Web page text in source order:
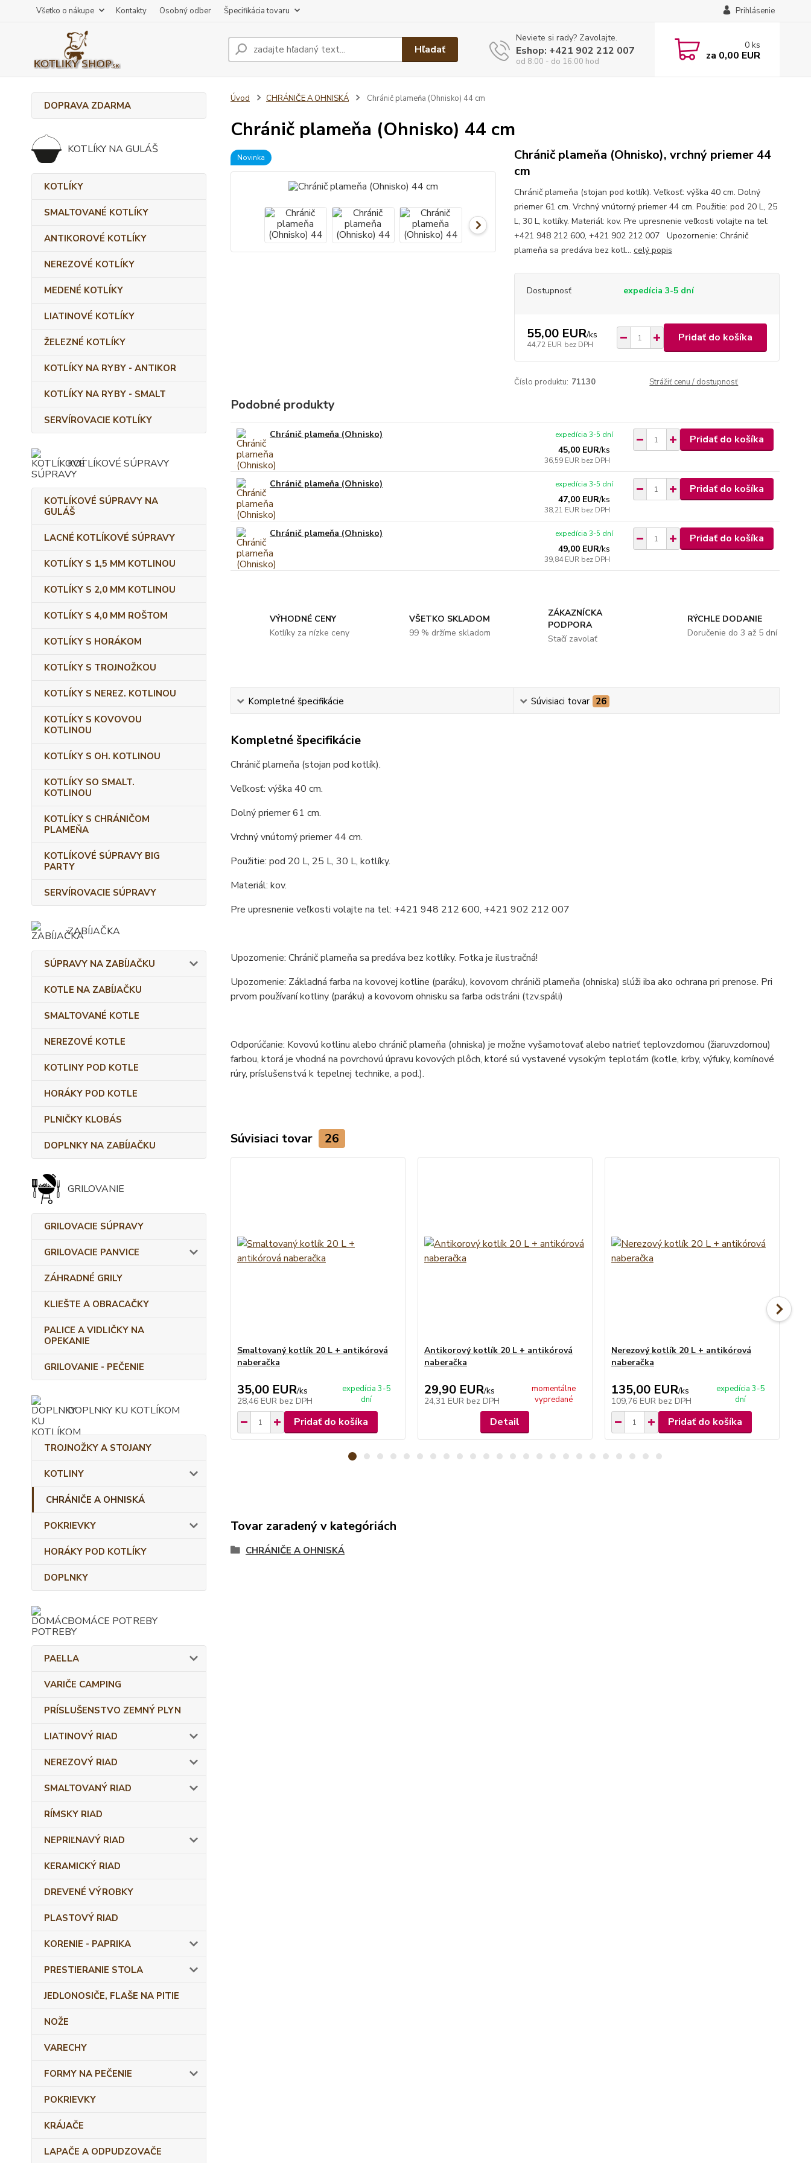
Všetko o nákupe Kontakty Osobný odber Špecifikácia tovaru Prihlásenie
Hľadať
Neviete si rady? Zavolajte.
Eshop: +421 902 212 007
od 8:00 - do 16:00 hod
0 ks
za 0,00 EUR
DOPRAVA ZDARMA
KOTLÍKY NA GULÁŠ
KOTLÍKY
SMALTOVANÉ KOTLÍKY
ANTIKOROVÉ KOTLÍKY
NEREZOVÉ KOTLÍKY
MEDENÉ KOTLÍKY
LIATINOVÉ KOTLÍKY
ŽELEZNÉ KOTLÍKY
KOTLÍKY NA RYBY - ANTIKOR
KOTLÍKY NA RYBY - SMALT
SERVÍROVACIE KOTLÍKY
KOTLÍKOVÉ SÚPRAVY
KOTLÍKOVÉ SÚPRAVY NA
GULÁŠ
LACNÉ KOTLÍKOVÉ SÚPRAVY
KOTLÍKY S 1,5 MM KOTLINOU
KOTLÍKY S 2,0 MM KOTLINOU
KOTLÍKY S 4,0 MM ROŠTOM
KOTLÍKY S HORÁKOM
KOTLÍKY S TROJNOŽKOU
KOTLÍKY S NEREZ. KOTLINOU
KOTLÍKY S KOVOVOU
KOTLINOU
KOTLÍKY S OH. KOTLINOU
KOTLÍKY SO SMALT.
KOTLINOU
KOTLÍKY S CHRÁNIČOM
PLAMEŇA
KOTLÍKOVÉ SÚPRAVY BIG
PARTY
SERVÍROVACIE SÚPRAVY
ZABÍJAČKA
SÚPRAVY NA ZABÍJAČKU
KOTLE NA ZABÍJAČKU
SMALTOVANÉ KOTLE
NEREZOVÉ KOTLE
KOTLINY POD KOTLE
HORÁKY POD KOTLE
PLNIČKY KLOBÁS
DOPLNKY NA ZABÍJAČKU
GRILOVANIE
GRILOVACIE SÚPRAVY
GRILOVACIE PANVICE
ZÁHRADNÉ GRILY
KLIEŠTE A OBRACAČKY
PALICE A VIDLIČKY NA
OPEKANIE
GRILOVANIE - PEČENIE
DOPLNKY KU KOTLÍKOM
TROJNOŽKY A STOJANY
KOTLINY
CHRÁNIČE A OHNISKÁ
POKRIEVKY
HORÁKY POD KOTLÍKY
DOPLNKY
DOMÁCE POTREBY
PAELLA
VARIČE CAMPING
PRÍSLUŠENSTVO ZEMNÝ PLYN
LIATINOVÝ RIAD
NEREZOVÝ RIAD
SMALTOVANÝ RIAD
RÍMSKY RIAD
NEPRIĽNAVÝ RIAD
KERAMICKÝ RIAD
DREVENÉ VÝROBKY
PLASTOVÝ RIAD
KORENIE - PAPRIKA
PRESTIERANIE STOLA
JEDLONOSIČE, FLAŠE NA PITIE
NOŽE
VARECHY
FORMY NA PEČENIE
POKRIEVKY
KRÁJAČE
LAPAČE A ODPUDZOVAČE
Úvod CHRÁNIČE A OHNISKÁ Chránič plameňa (Ohnisko) 44 cm
Chránič plameňa (Ohnisko) 44 cm
Novinka
Chránič plameňa (Ohnisko), vrchný priemer 44
cm
Chránič plameňa (stojan pod kotlík). Veľkosť: výška 40 cm. Dolný
priemer 61 cm. Vrchný vnútorný priemer 44 cm. Použitie: pod 20 L, 25
L, 30 L, kotlíky. Materiál: kov. Pre upresnenie veľkosti volajte na tel:
+421 948 212 600, +421 902 212 007 Upozornenie: Chránič
plameňa sa predáva bez kotl... celý popis
Dostupnosť expedícia 3-5 dní
55,00 EUR/ks
44,72 EUR bez DPH
Pridať do košíka
Číslo produktu: 71130 Strážiť cenu / dostupnosť
Podobné produkty
Chránič plameňa (Ohnisko)
45,00 EUR/ks
36,59 EUR bez DPH
expedícia 3-5 dní Pridať do košíka
Chránič plameňa (Ohnisko)
47,00 EUR/ks
38,21 EUR bez DPH
expedícia 3-5 dní Pridať do košíka
Chránič plameňa (Ohnisko)
49,00 EUR/ks
39,84 EUR bez DPH
expedícia 3-5 dní Pridať do košíka
VÝHODNÉ CENY
Kotlíky za nízke ceny
VŠETKO SKLADOM
99 % držíme skladom
ZÁKAZNÍCKA
PODPORA
Stačí zavolať
RÝCHLE DODANIE
Doručenie do 3 až 5 dní
Kompletné špecifikácie Súvisiaci tovar 26
Kompletné špecifikácie
Chránič plameňa (stojan pod kotlík).
Veľkosť: výška 40 cm.
Dolný priemer 61 cm.
Vrchný vnútorný priemer 44 cm.
Použitie: pod 20 L, 25 L, 30 L, kotlíky.
Materiál: kov.
Pre upresnenie veľkosti volajte na tel: +421 948 212 600, +421 902 212 007
Upozornenie: Chránič plameňa sa predáva bez kotlíky. Fotka je ilustračná!
Upozornenie: Základná farba na kovovej kotline (paráku), kovovom chrániči plameňa (ohniska) slúži iba ako ochrana pri prenose. Pri
prvom používaní kotliny (paráku) a kovovom ohnisku sa farba odstráni (tzv.spáli)
Odporúčanie: Kovovú kotlinu alebo chránič plameňa (ohniska) je možne vyšamotovať alebo natrieť teplovzdornou (žiaruvzdornou)
farbou, ktorá je vhodná na povrchovú úpravu kovových plôch, ktoré sú vystavené vysokým teplotám (kotle, krby, výfuky, komínové
rúry, príslušenstvá k tepelnej technike, a pod.).
Súvisiaci tovar 26
Smaltovaný kotlík 20 L + antikórová
naberačka
35,00 EUR/ks
28,46 EUR bez DPH
expedícia 3-5
dní
Pridať do košíka
Antikorový kotlík 20 L + antikórová
naberačka
29,90 EUR/ks
24,31 EUR bez DPH
momentálne
vypredané
Detail
Nerezový kotlík 20 L + antikórová
naberačka
135,00 EUR/ks
109,76 EUR bez DPH
expedícia 3-5
dní
Pridať do košíka
Tovar zaradený v kategóriách
CHRÁNIČE A OHNISKÁ